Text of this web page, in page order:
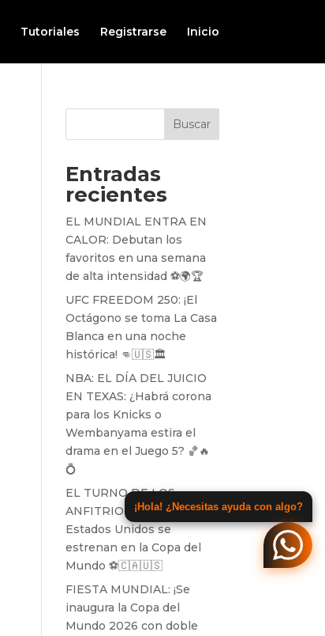
Tutoriales Registrarse Inicio
Buscar
Entradas
recientes
EL MUNDIAL ENTRA EN
CALOR: Debutan los
favoritos en una semana
de alta intensidad ⚽️🌍🏆
UFC FREEDOM 250: ¡El
Octágono se toma La Casa
Blanca en una noche
histórica! 👊🇺🇸🏛️
NBA: EL DÍA DEL JUICIO
EN TEXAS: ¿Habrá corona
para los Knicks o
Wembanyama estira el
drama en el Juego 5? 🏀🔥
💍
EL TURNO DE LOS
ANFITRIONES: Canadá y
Estados Unidos se
estrenan en la Copa del
Mundo ⚽️🇨🇦🇺🇸
FIESTA MUNDIAL: ¡Se
inaugura la Copa del
Mundo 2026 con doble
¡Hola! ¿Necesitas ayuda con algo?